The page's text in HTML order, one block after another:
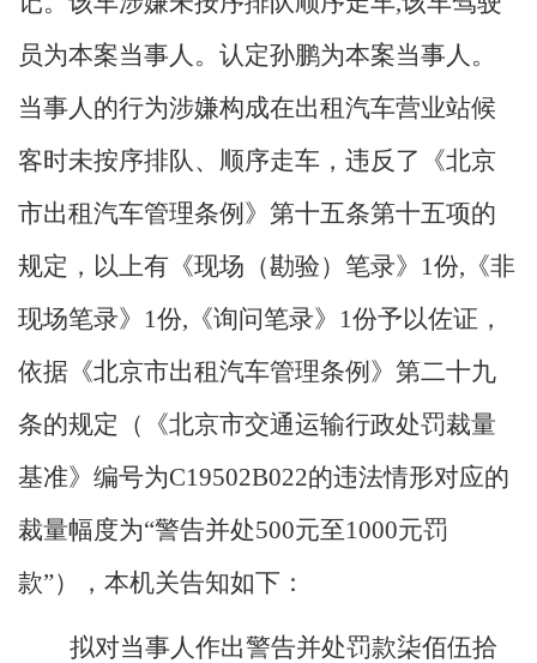
员为本案当事人。认定孙鹏为本案当事人。
当事人的行为涉嫌构成在出租汽车营业站候
客时未按序排队、顺序走车，违反了《北京
市出租汽车管理条例》第十五条第十五项的
规定，以上有《现场（勘验）笔录》1份,《非
现场笔录》1份,《询问笔录》1份予以佐证，
依据《北京市出租汽车管理条例》第二十九
条的规定（《北京市交通运输行政处罚裁量
基准》编号为C19502B022的违法情形对应的
裁量幅度为“警告并处500元至1000元罚
款”），本机关告知如下：
拟对当事人作出警告并处罚款柒佰伍拾